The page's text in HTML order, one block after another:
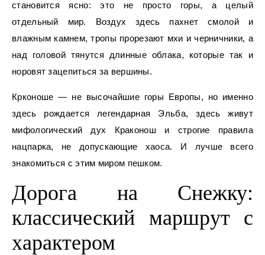
становится ясно: это не просто горы, а целый
отдельный мир. Воздух здесь пахнет смолой и
влажным камнем, тропы прорезают мхи и черничники, а
над головой тянутся длинные облака, которые так и
норовят зацепиться за вершины.
Крконоше — не высочайшие горы Европы, но именно
здесь рождается легендарная Эльба, здесь живут
мифологический дух Краконош и строгие правила
нацпарка, не допускающие хаоса. И лучше всего
знакомиться с этим миром пешком.
Дорога на Снежку:
классический маршрут с
характером